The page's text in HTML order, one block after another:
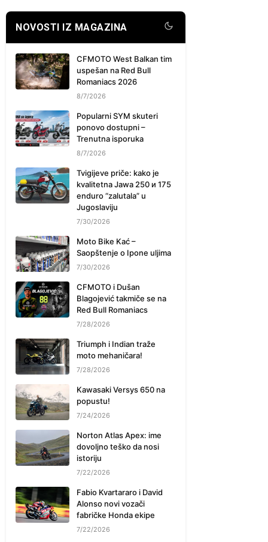
NOVOSTI IZ MAGAZINA
CFMOTO West Balkan tim
uspešan na Red Bull
Romaniacs 2026
8/7/2026
Popularni SYM skuteri
ponovo dostupni –
Trenutna isporuka
8/7/2026
Tvigijeve priče: kako je
kvalitetna Jawa 250 и 175
enduro “zalutala” u
Jugoslaviju
7/30/2026
Moto Bike Kać –
Saopštenje o Ipone uljima
7/30/2026
CFMOTO i Dušan
Blagojević takmiče se na
Red Bull Romaniacs
7/28/2026
Triumph i Indian traže
moto mehaničara!
7/28/2026
Kawasaki Versys 650 na
popustu!
7/24/2026
Norton Atlas Apex: ime
dovoljno teško da nosi
istoriju
7/22/2026
Fabio Kvartararo i David
Alonso novi vozači
fabričke Honda ekipe
7/22/2026